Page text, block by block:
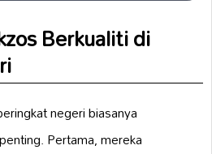
Berkualiti di
negeri biasanya
Pertama, mereka